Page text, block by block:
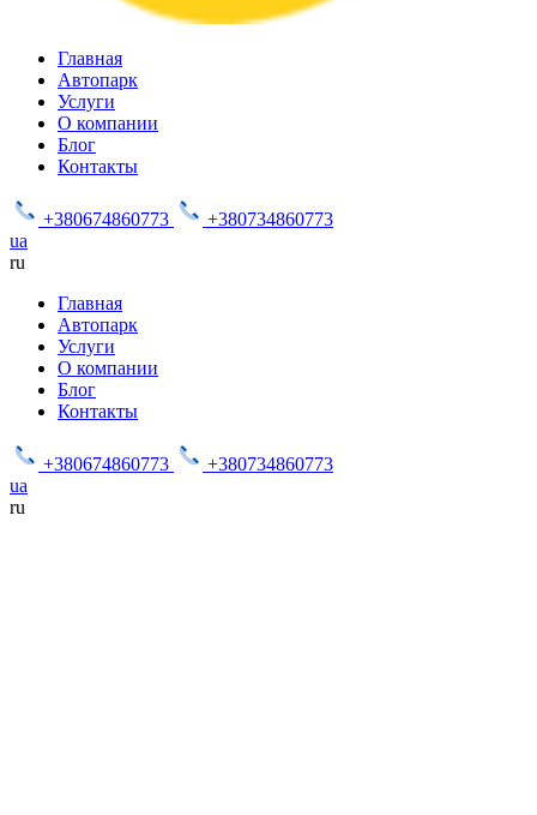
Главная
Автопарк
Услуги
О компании
Блог
Контакты
+380674860773
+380734860773
ua
ru
Главная
Автопарк
Услуги
О компании
Блог
Контакты
+380674860773
+380734860773
ua
ru